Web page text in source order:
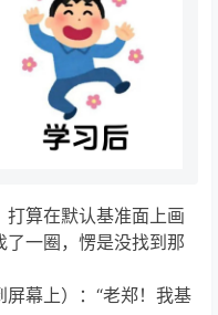
算在默认基准面上画
一圈，愣是没找到那
幕上）：“老郑！我基